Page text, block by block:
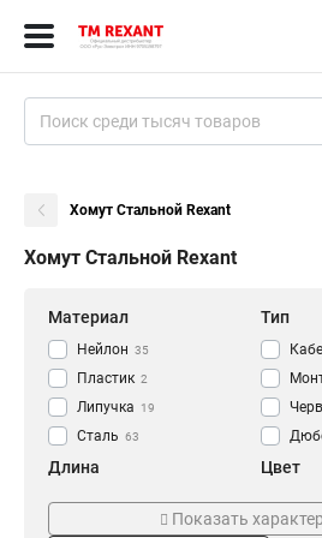
Хомут Стальной Rexant
Хомут Стальной Rexant
Материал
Нейлон 35
Пластик 2
Липучка 19
Сталь 63
Тип
Длина
50 37
Цвет
Показать